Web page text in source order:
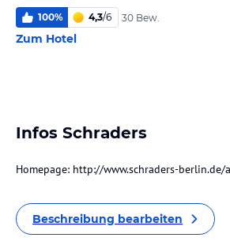
100% 4,3/6 30 Bew.
Zum Hotel
Infos Schraders
Homepage: http://www.schraders-
Beschreibung bearbeiten